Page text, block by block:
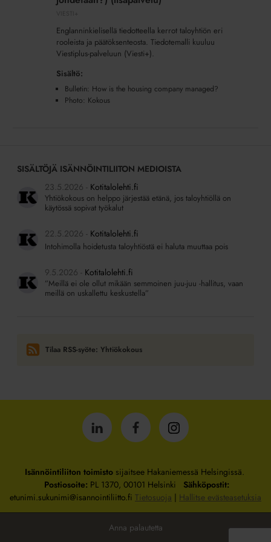
Englanninkielisellä tiedotteella kerrot taloyhtiön eri
rooleista ja päätöksenteosta. Tiedotemalli kuuluu
Viestiplus-palveluun (Viesti+).
Sisältö:
Bulletin: How is the housing company managed?
Photo: Kokous
SISÄLTÖJÄ ISÄNNÖINTILIITON MEDIOISTA
23.5.2026
Kotitalolehti.fi
Yhtiökokous on helppo järjestää etänä, jos taloyhtiöllä on
käytössä sopivat työkalut
22.5.2026 Kotitalolehti.fi
Intohimolla hoidetusta taloyhtiöstä ei haluta muuttaa pois
9.5.2026 Kotitalolehti.fi
”Meillä ei ole ollut mikään semmoinen juu-juu -hallitus, vaan
meillä on uskallettu keskustella”
Tilaa RSS-syöte: Yhtiökokous
IsännöintiliittoIsännöintiliittoIsännöintiliitto
Isännöintiliiton toimistosijaitsee Hakaniemessä Helsingissä.
Postiosoite: PL 1370, 00101 Helsinki Sähköpostit:
etunimi.sukunimi@isannointiliitto.fi Tietosuoja | Hallitse evästeasetuksia
Anna palautetta